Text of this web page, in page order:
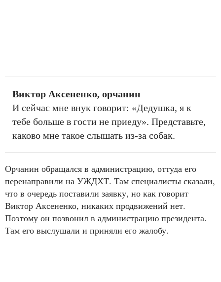
Виктор Аксененко, орчанин
И сейчас мне внук говорит: «Дедушка, я к
тебе больше в гости не приеду». Представьте,
каково мне такое слышать из-за собак.
Орчанин обращался в администрацию, оттуда его
перенаправили на УЖДХТ. Там специалисты сказали,
что в очередь поставили заявку, но как говорит
Виктор Аксененко, никаких продвижений нет.
Поэтому он позвонил в администрацию президента.
Там его выслушали и приняли его жалобу.